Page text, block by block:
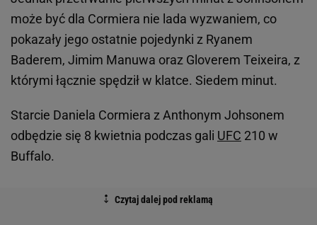
może być dla Cormiera nie lada wyzwaniem, co
pokazały jego ostatnie pojedynki z Ryanem
Baderem, Jimim Manuwa oraz Gloverem Teixeira, z
którymi łącznie spędził w klatce. Siedem minut.
Starcie Daniela Cormiera z Anthonym Johsonem
odbędzie się 8 kwietnia podczas gali UFC 210 w
Buffalo.